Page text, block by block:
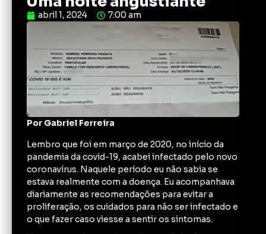
abril 1, 2024 7:00 am
Por Gabriel Ferreira
Lembro que foi em março de 2020, no início da
pandemia da covid-19, acabei infectado pelo novo
coronavírus. Naquele período eu não sabia se
estava realmente com a doença. Eu acompanhava
diariamente as recomendações para evitar a
proliferação, os cuidados para não ser infectado e
o que fazer caso viesse a sentir os sintomas.